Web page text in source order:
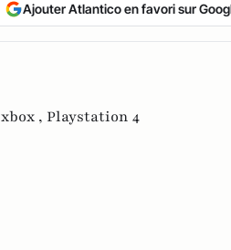
Ajouter Atlantico en favori sur
xbox , Playstation 4